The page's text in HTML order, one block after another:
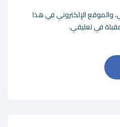
والموقع الإلكتروني في هذا
في تعليقي.